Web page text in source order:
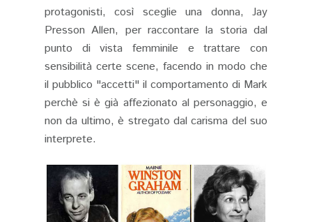
protagonisti, così sceglie una donna, Jay
Presson Allen, per raccontare la storia dal
punto di vista femminile e trattare con
sensibilità certe scene, facendo in modo che
il pubblico "accetti" il comportamento di Mark
perchè si è già affezionato al personaggio, e
non da ultimo, è stregato dal carisma del suo
interprete.